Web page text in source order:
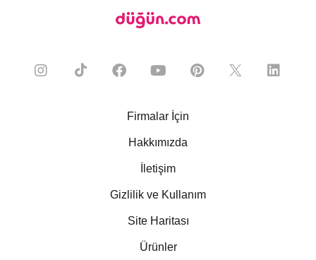
Firmalar İçin
Hakkımızda
İletişim
Gizlilik ve Kullanım
Site Haritası
Ürünler